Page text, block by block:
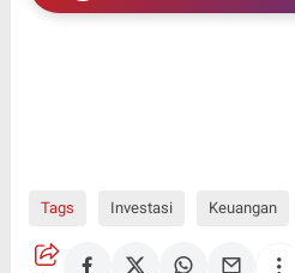
Tags Investasi Keuangan